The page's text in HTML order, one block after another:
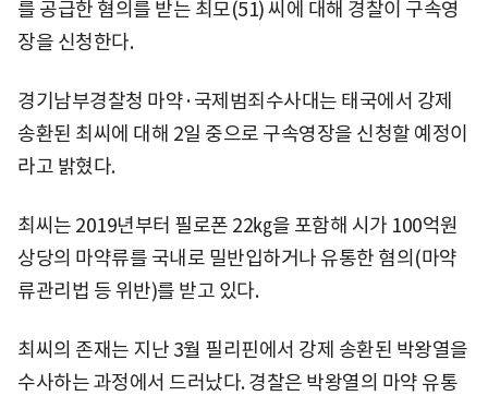
를 공급한 혐의를 받는 최모(51) 씨에 대해 경찰이 구속영
장을 신청한다.
경기남부경찰청 마약·국제범죄수사대는 태국에서 강제
송환된 최씨에 대해 2일 중으로 구속영장을 신청할 예정이
라고 밝혔다.
최씨는 2019년부터 필로폰 22㎏을 포함해 시가 100억원
상당의 마약류를 국내로 밀반입하거나 유통한 혐의(마약
류관리법 등 위반)를 받고 있다.
최씨의 존재는 지난 3월 필리핀에서 강제 송환된 박왕열을
수사하는 과정에서 드러났다. 경찰은 박왕열의 마약 유통